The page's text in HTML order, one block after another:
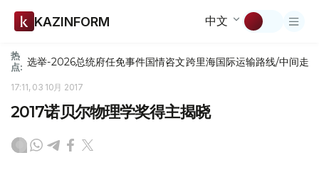
KAZINFORM 中文
热
点: 选举-2026总统府任免事件国情咨文跨里海国际运输路线/中间走廊
17:11, 03 10月 2017
2017诺贝尔物理学奖得主揭晓